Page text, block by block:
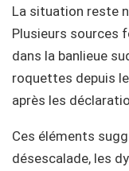
La situation reste
Plusieurs sources
dans la banlieue
roquettes depuis
après les
Ces éléments
désescalade, les